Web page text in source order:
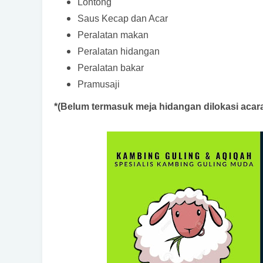
Lontong
Saus Kecap dan Acar
Peralatan makan
Peralatan hidangan
Peralatan bakar
Pramusaji
*(Belum termasuk meja hidangan dilokasi